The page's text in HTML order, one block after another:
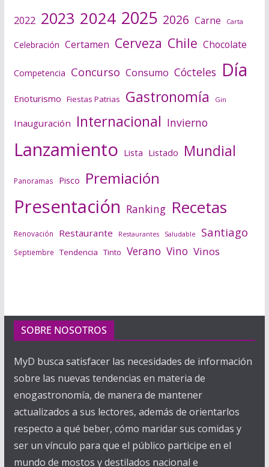
2022 2023 2024 2025 2026 Carne Carta
Celebración Certamen Cerveza Chile Chocolate
Competencia Concurso Consumo Cócteles Día
Enoturismo Fiestas Patrias Gastronomía Gin
Inauguración Internacional Invierno
Lanzamiento Lista Listado Mundial
Panoramas Pisco Premiación
Presentación Ranking Recetas
Renovación Restaurante Restaurantes Saludable Santiago
Septiembre Tendencia Tinto Verano Vino Vinos
SOBRE NOSOTROS
MyD busca satisfacer las necesidades de información
sobre las nuevas tendencias en materia de
enogastronomía, de manera de mantener
actualizados a sus lectores, además de orientarlos
respecto a qué beber, cómo maridar sus comidas y
ser un vínculo para que el público participe en el
mundo de mostos y destilados nacional e